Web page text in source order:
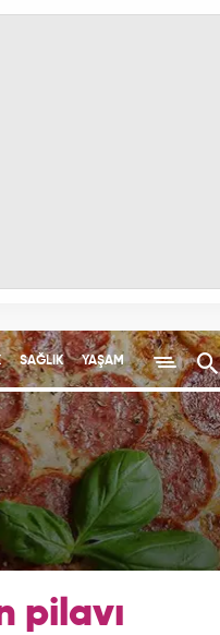
SAĞLIK YAŞAM
pilavı